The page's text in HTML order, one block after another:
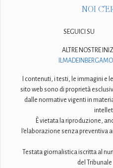
NOI
SEGUICI SU
ALTRE NOSTRE
ILMADEINBERGAMO
I contenuti, i testi, le immagini e
sito web sono di proprietà
dalle normative vigenti in
È vietata la riproduzione,
l'elaborazione senza preventiva
Testata giornalistica iscritta al
del Tribunale